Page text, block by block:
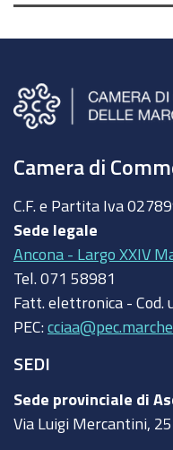
Camera di
C.F. e Partita Iva
Sede legale
Ancona - Largo XXIV
Tel. 071 58981
Fatt. elettronica - Cod.
PEC:
SEDI
Sede provinciale di
Via Luigi Mercantini,